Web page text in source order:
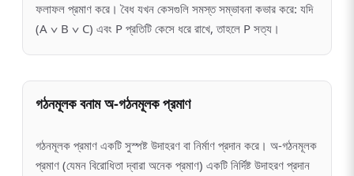
ফলাফল প্রমাণ করে। বৈধ যখন কেসগুলি সমস্ত সম্ভাবনা কভার করে: যদি
(A ∨ B ∨ C) এবং P প্রতিটি কেসে ধরে রাখে, তাহলে P সত্য।
গঠনমূলক বনাম অ-গঠনমূলক প্রমাণ
গঠনমূলক প্রমাণ একটি সুস্পষ্ট উদাহরণ বা নির্মাণ প্রদান করে। অ-গঠনমূলক
প্রমাণ (যেমন বিরোধিতা দ্বারা অনেক প্রমাণ) একটি নির্দিষ্ট উদাহরণ প্রদান